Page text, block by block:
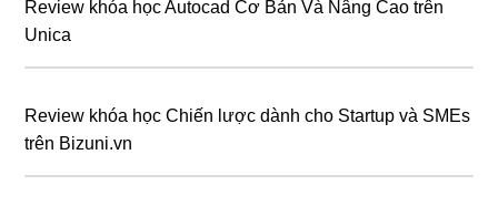
Review khóa học Autocad Cơ Bản Và Nâng Cao trên
Unica
Review khóa học Chiến lược dành cho Startup và SMEs
trên Bizuni.vn